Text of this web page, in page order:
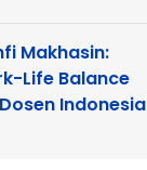
Makhasin:
Life Balance
Indonesia